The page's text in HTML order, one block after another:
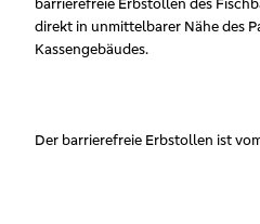
barrierefreie Erbstollen des
direkt in unmittelbarer Nähe des
Kassengebäudes.
Der barrierefreie Erbstollen ist